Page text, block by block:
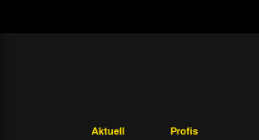
Aktuell
Profis